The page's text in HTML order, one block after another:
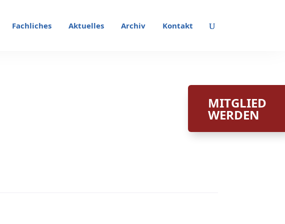
Fachliches Aktuelles Archiv Kontakt
MITGLIED
WERDEN